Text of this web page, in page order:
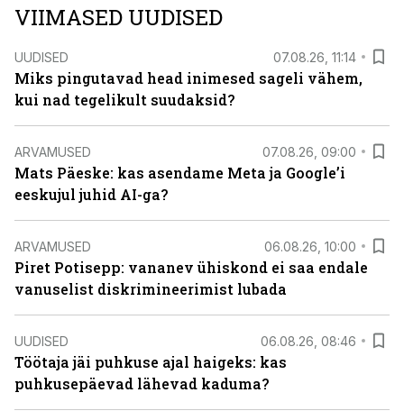
VIIMASED UUDISED
UUDISED 07.08.26, 11:14
Miks pingutavad head inimesed sageli vähem,
kui nad tegelikult suudaksid?
ARVAMUSED 07.08.26, 09:00
Mats Päeske: kas asendame Meta ja Google’i
eeskujul juhid AI-ga?
ARVAMUSED 06.08.26, 10:00
Piret Potisepp: vananev ühiskond ei saa endale
vanuselist diskrimineerimist lubada
UUDISED 06.08.26, 08:46
Töötaja jäi puhkuse ajal haigeks: kas
puhkusepäevad lähevad kaduma?